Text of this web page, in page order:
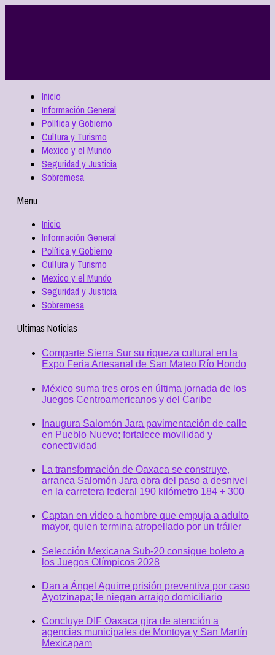
Inicio
Información General
Política y Gobierno
Cultura y Turismo
Mexico y el Mundo
Seguridad y Justicia
Sobremesa
Menu
Inicio
Información General
Política y Gobierno
Cultura y Turismo
Mexico y el Mundo
Seguridad y Justicia
Sobremesa
Ultimas Noticias
Comparte Sierra Sur su riqueza cultural en la
Expo Feria Artesanal de San Mateo Río Hondo
México suma tres oros en última jornada de los
Juegos Centroamericanos y del Caribe
Inaugura Salomón Jara pavimentación de calle
en Pueblo Nuevo; fortalece movilidad y
conectividad
La transformación de Oaxaca se construye,
arranca Salomón Jara obra del paso a desnivel
en la carretera federal 190 kilómetro 184 + 300
Captan en video a hombre que empuja a adulto
mayor, quien termina atropellado por un tráiler
Selección Mexicana Sub-20 consigue boleto a
los Juegos Olímpicos 2028
Dan a Ángel Aguirre prisión preventiva por caso
Ayotzinapa; le niegan arraigo domiciliario
Concluye DIF Oaxaca gira de atención a
agencias municipales de Montoya y San Martín
Mexicapam